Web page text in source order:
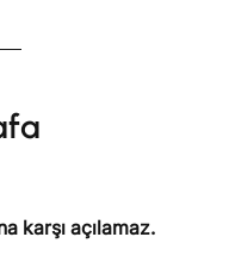
karşı açılamaz.